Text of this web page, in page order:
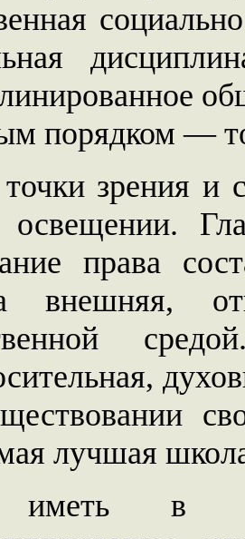
порядком —
зрения и
освещении.
права
внешняя,
лучшая
иметь в